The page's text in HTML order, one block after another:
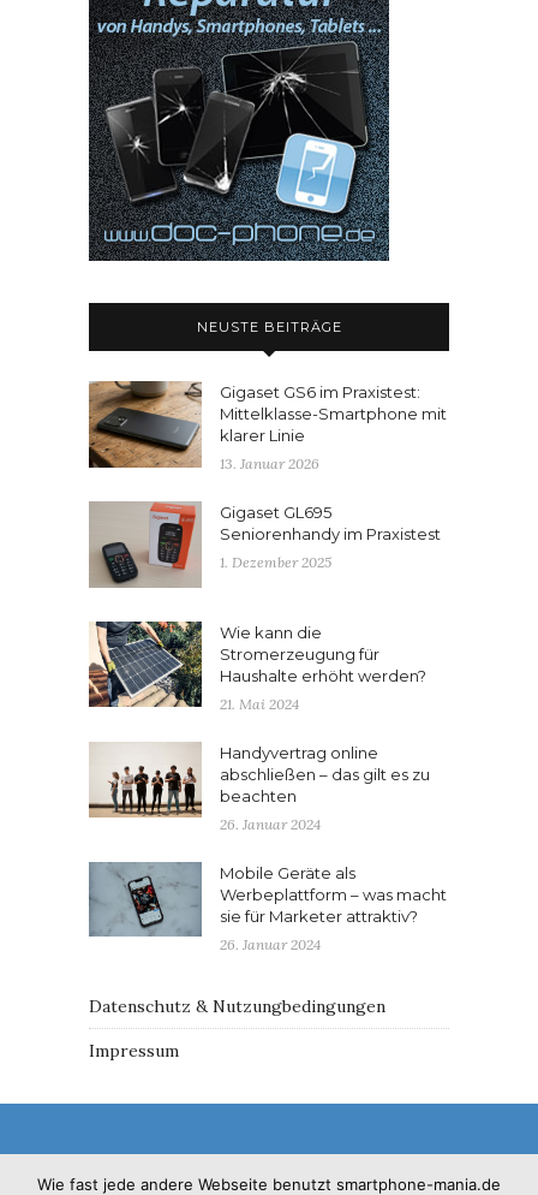
NEUSTE BEITRÄGE
Gigaset GS6 im Praxistest:
Mittelklasse-Smartphone mit
klarer Linie
13. Januar 2026
Gigaset GL695
Seniorenhandy im Praxistest
1. Dezember 2025
Wie kann die
Stromerzeugung für
Haushalte erhöht werden?
21. Mai 2024
Handyvertrag online
abschließen – das gilt es zu
beachten
26. Januar 2024
Mobile Geräte als
Werbeplattform – was macht
sie für Marketer attraktiv?
26. Januar 2024
Datenschutz & Nutzungbedingungen
Impressum
Wie fast jede andere Webseite benutzt smartphone-mania.de